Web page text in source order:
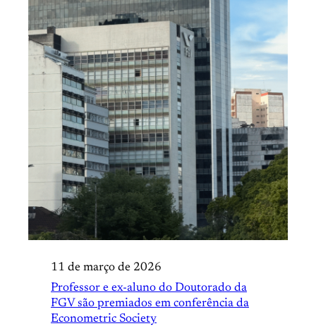
11 de março de 2026
Professor e ex-aluno do Doutorado da
FGV são premiados em conferência da
Econometric Society